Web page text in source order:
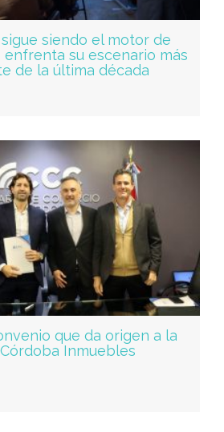
siendo el motor de
su escenario más
de la última década
que da origen a la
Inmuebles